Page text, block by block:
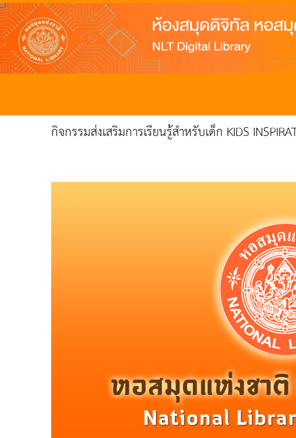
กิจกรรมส่งเสริมการเรียนรู้สำหรับเด็ก KIDS